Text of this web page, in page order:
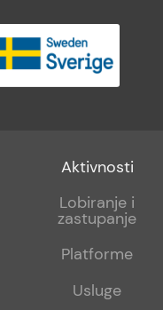
Footer
sub
Aktivnosti
Lobiranje i
zastupanje
Platforme
Usluge